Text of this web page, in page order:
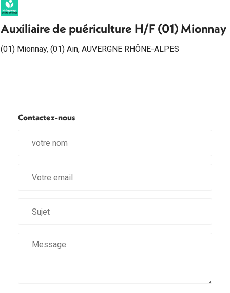
Auxiliaire de puériculture H/F (01) Mionnay
(01) Mionnay, (01) Ain, AUVERGNE RHÔNE-ALPES
Contactez-nous